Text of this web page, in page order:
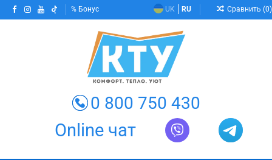
Бонус UK RU Сравнить (0)
0 800 750 430
Online чат